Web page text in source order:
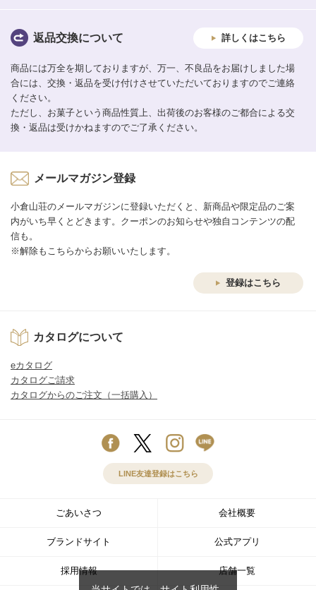
返品交換について 詳しくはこちら
商品には万全を期しておりますが、万一、不良品をお届けしました場
合には、交換・返品を受け付けさせていただいておりますのでご連絡
ください。
ただし、お菓子という商品性質上、出荷後のお客様のご都合による交
換・返品は受けかねますのでご了承ください。
メールマガジン登録
小倉山荘のメールマガジンに登録いただくと、新商品や限定品のご案
内がいち早くとどきます。クーポンのお知らせや独自コンテンツの配
信も。
※解除もこちらからお願いいたします。
登録はこちら
カタログについて
eカタログ
カタログご請求
カタログからのご注文（一括購入）
LINE友達登録はこちら
ごあいさつ 会社概要
ブランドサイト 公式アプリ
採用情報 店舗一覧